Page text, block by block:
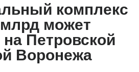
комплекс
млрд может
Петровской
Воронежа